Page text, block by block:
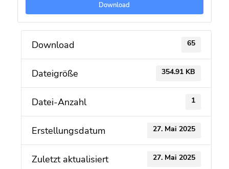
Download
Download 65
Dateigröße 354.91 KB
Datei-Anzahl 1
Erstellungsdatum 27. Mai 2025
Zuletzt aktualisiert 27. Mai 2025